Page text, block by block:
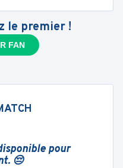
le premier !
FAN
pour
😔